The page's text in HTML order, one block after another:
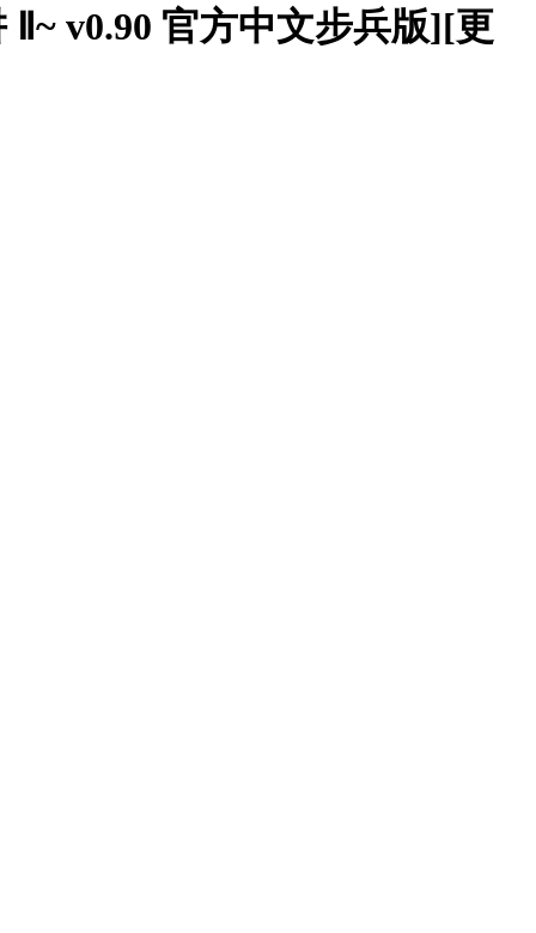
v0.90 官方中文步兵版][更